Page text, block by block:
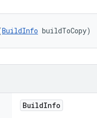
BuildInfo buildToCopy)
BuildInfo